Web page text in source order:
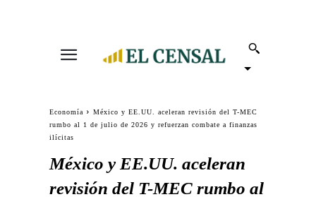
Economía
México y EE.UU. aceleran revisión del T-MEC
rumbo al 1 de julio de 2026 y refuerzan combate a finanzas
ilícitas
México y EE.UU. aceleran
revisión del T-MEC rumbo al